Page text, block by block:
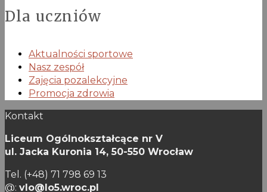
Dla uczniów
Aktualności sportowe
Nasz zespół
Zajęcia pozalekcyjne
Promocja zdrowia
Kontakt
Liceum Ogólnokształcące nr V
ul. Jacka Kuronia 14, 50-550 Wrocław
Tel. (+48) 71 798 69 13
@: vlo@lo5.wroc.pl